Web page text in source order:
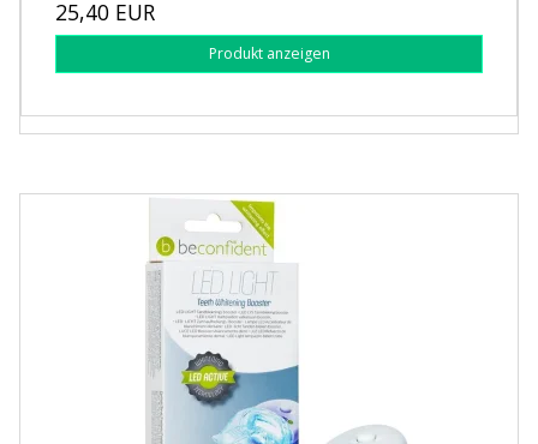
25,40 EUR
Produkt anzeigen